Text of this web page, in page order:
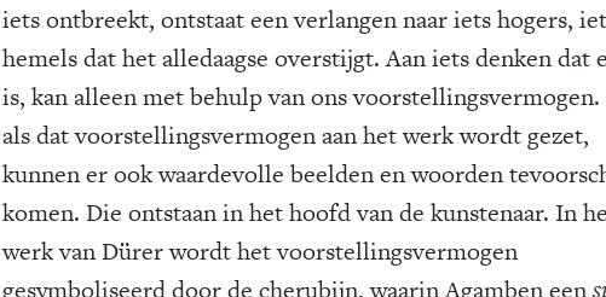
iets ontbreekt, ontstaat een verlangen naar iets hogers,
hemels dat het alledaagse overstijgt. Aan iets denken dat
is, kan alleen met behulp van ons voorstellingsvermogen.
als dat voorstellingsvermogen aan het werk wordt gezet,
kunnen er ook waardevolle beelden en woorden
komen. Die ontstaan in het hoofd van de kunstenaar. In
werk van Dürer wordt het voorstellingsvermogen
gesymboliseerd door de cherubijn, waarin Agamben een